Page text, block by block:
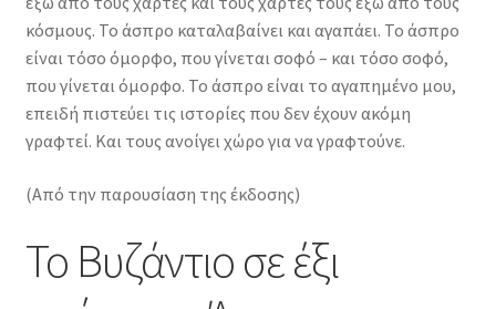
κόσμους. Το άσπρο καταλαβαίνει και αγαπάει. Το άσπρο
είναι τόσο όμορφο, που γίνεται σοφό – και τόσο σοφό,
που γίνεται όμορφο. Το άσπρο είναι το αγαπημένο μου,
επειδή πιστεύει τις ιστορίες που δεν έχουν ακόμη
γραφτεί. Και τους ανοίγει χώρο για να γραφτούνε.
(Από την παρουσίαση της έκδοσης)
Το Βυζάντιο σε έξι